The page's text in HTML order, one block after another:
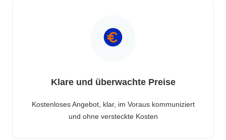
Klare und überwachte Preise
Kostenloses Angebot, klar, im Voraus kommuniziert
und ohne versteckte Kosten